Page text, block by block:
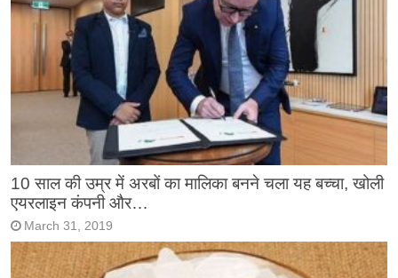
10 साल की उम्र में अरबों का मालिका बनने चला यह बच्चा, खोली
एयरलाइन कंपनी और…
March 31, 2019